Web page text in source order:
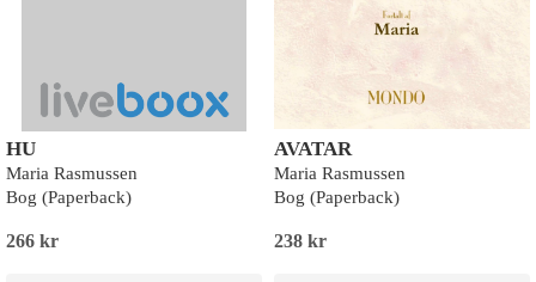
HU
Maria Rasmussen
Bog (Paperback)
266 kr
AVATAR
Maria Rasmussen
Bog (Paperback)
238 kr